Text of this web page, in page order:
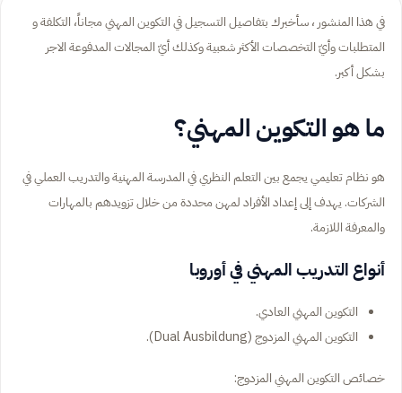
في هذا المنشور ، سأخبرك بتفاصيل التسجيل في التكوين المهني مجاناً، التكلفة و
المتطلبات وأيّ التخصصات الأكثر شعبية وكذلك أيّ المجالات المدفوعة الاجر
بشكل أكبر.
ما هو التكوين المهني؟
هو نظام تعليمي يجمع بين التعلم النظري في المدرسة المهنية والتدريب العملي في
الشركات. يهدف إلى إعداد الأفراد لمهن محددة من خلال تزويدهم بالمهارات
والمعرفة اللازمة.
أنواع التدريب المهني في أوروبا
التكوين المهني العادي.
التكوين المهني المزدوج (Dual Ausbildung).
خصائص التكوين المهني المزدوج: